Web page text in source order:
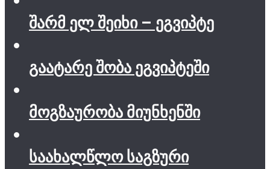
შარმ ელ შეიხი – ეგვიპტე
გაატარე შობა ეგვიპტეში
მოგზაურობა მიუნხენში
საახალწლო საგზური